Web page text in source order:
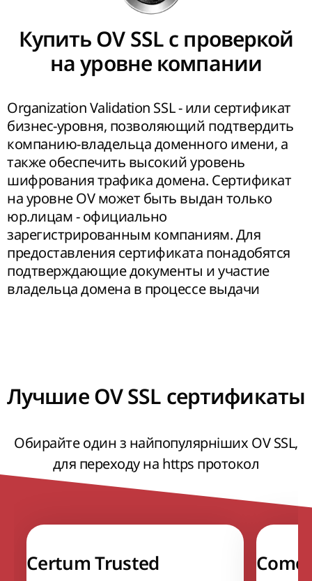
Купить OV SSL с проверкой
на уровне компании
Organization Validation SSL - или сертификат
бизнес-уровня, позволяющий подтвердить
компанию-владельца доменного имени, а
также обеспечить высокий уровень
шифрования трафика домена. Сертификат
на уровне OV может быть выдан только
юр.лицам - официально
зарегистрированным компаниям. Для
предоставления сертификата понадобятся
подтверждающие документы и участие
владельца домена в процессе выдачи
Лучшие OV SSL сертификаты
Обирайте один з найпопулярніших OV SSL,
для переходу на https протокол
Certum Trusted